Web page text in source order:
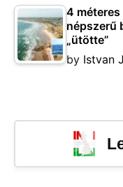
4
népszerű
„ütötte”
by Istvan